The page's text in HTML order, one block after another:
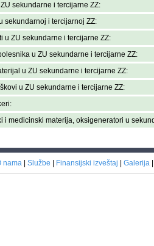
sekundarne i tercijarne ZZ:
sekundarnoj i tercijarnoj ZZ:
u ZU sekundarne i tercijarne ZZ:
u ZU sekundarne i tercijarne ZZ:
u ZU sekundarne i tercijarne ZZ:
u ZU sekundarne i tercijarne ZZ:
i medicinski materija, oksigeneratori u
nama Službe Finansijski izveštaj Galerija